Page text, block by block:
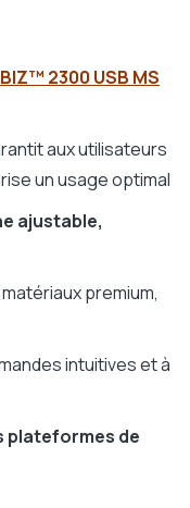
2300 USB MS
aux utilisateurs
un usage optimal
ajustable,
premium,
intuitives et à
plateformes de